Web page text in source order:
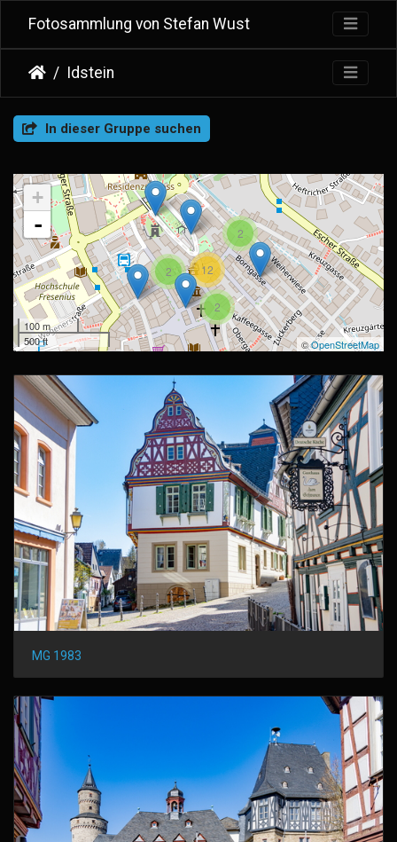
Fotosammlung von Stefan Wust
Idstein
In dieser Gruppe suchen
2
2
2
12
+
-
100 m
500 ft
©OpenStreetMap
MG 1983